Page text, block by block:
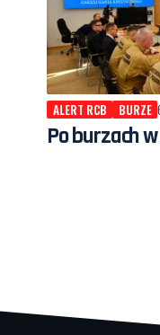
ALERT RCB BURZE
Po burzach